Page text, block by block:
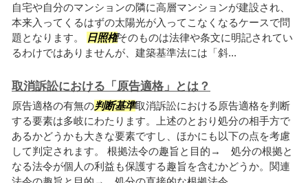
自宅や自分のマンションの隣に高層マンションが建設され、
本来入ってくるはずの太陽光が入ってこなくなるケースで問
題となります。
日照権そのものは法律や条文に明記されてい
るわけではありませんが、建築基準法には「斜...
取消訴訟における「原告適格」とは？
原告適格の有無の判断基準取消訴訟における原告適格を判断
する要素は多岐にわたります。上述のとおり処分の相手方で
あるかどうかも大きな要素ですし、ほかにも以下の点を考慮
して判定されます。 根拠法令の趣旨と目的→ 処分の根拠と
なる法令が個人の利益も保護する趣旨を含むかどうか。関連